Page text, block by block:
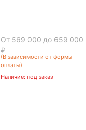
От 569 000 до 659 000
₽
(В зависимости от формы
оплаты)
Наличие:под заказ